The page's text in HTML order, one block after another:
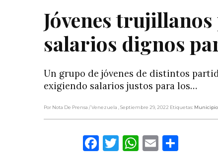
Jóvenes
salarios dignos
Un grupo de jóvenes de distintos
exigiendo salarios justos para los…
Por Nota De Prensa / Venezuela , Septiembre 29, 2022 Etiquetas:
Facebook
Twitter
WhatsApp
Email